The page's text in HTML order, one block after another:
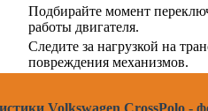
Подбирайте момент
работы двигателя.
Следите за нагрузкой на
повреждения механизмов.